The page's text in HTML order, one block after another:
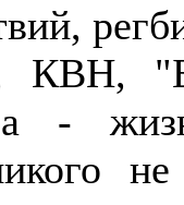
КВН,
-